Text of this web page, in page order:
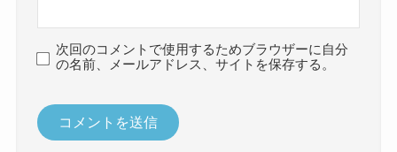
次回のコメントで使用するためブラウザーに自分
の名前、メールアドレス、サイトを保存する。